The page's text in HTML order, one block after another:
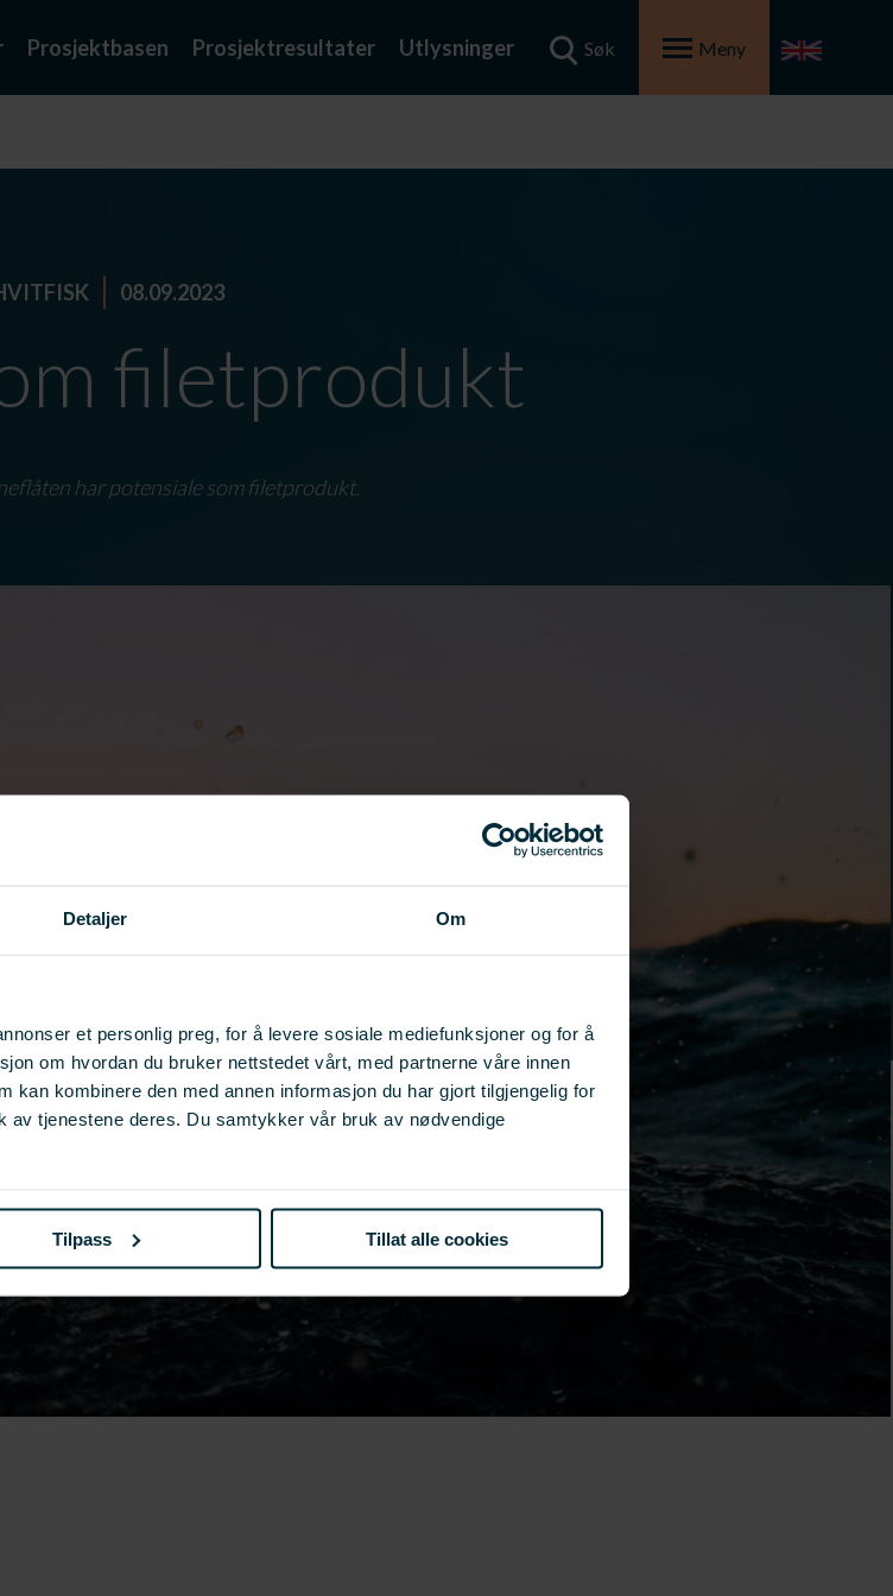
Detaljer Om
et personlig preg, for å levere sosiale mediefunksjoner og for å
om hvordan du bruker nettstedet vårt, med partnerne våre innen
kan kombinere den med annen informasjon du har gjort tilgjengelig for
av tjenestene deres. Du samtykker vår bruk av nødvendige
Tilpass Tillat alle cookies
Prosjektbasen Prosjektresultater Utlysninger Søk Meny
08.09.2023
filetprodukt
har potensiale som filetprodukt.